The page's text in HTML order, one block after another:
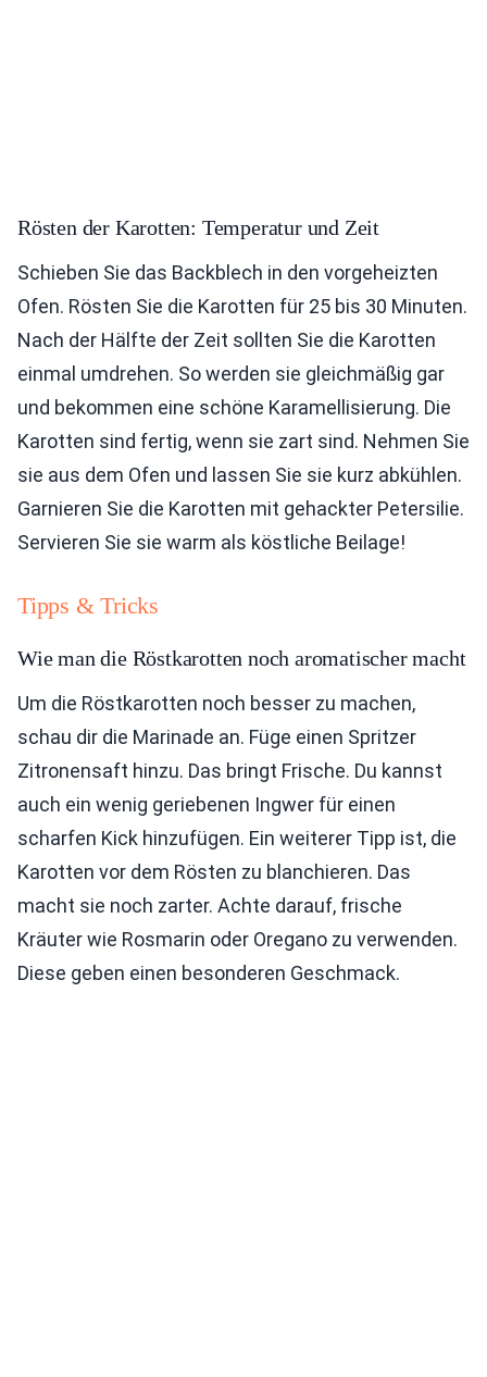
Rösten der Karotten: Temperatur und Zeit
Schieben Sie das Backblech in den vorgeheizten
Ofen. Rösten Sie die Karotten für 25 bis 30 Minuten.
Nach der Hälfte der Zeit sollten Sie die Karotten
einmal umdrehen. So werden sie gleichmäßig gar
und bekommen eine schöne Karamellisierung. Die
Karotten sind fertig, wenn sie zart sind. Nehmen Sie
sie aus dem Ofen und lassen Sie sie kurz abkühlen.
Garnieren Sie die Karotten mit gehackter Petersilie.
Servieren Sie sie warm als köstliche Beilage!
Tipps & Tricks
Wie man die Röstkarotten noch aromatischer macht
Um die Röstkarotten noch besser zu machen,
schau dir die Marinade an. Füge einen Spritzer
Zitronensaft hinzu. Das bringt Frische. Du kannst
auch ein wenig geriebenen Ingwer für einen
scharfen Kick hinzufügen. Ein weiterer Tipp ist, die
Karotten vor dem Rösten zu blanchieren. Das
macht sie noch zarter. Achte darauf, frische
Kräuter wie Rosmarin oder Oregano zu verwenden.
Diese geben einen besonderen Geschmack.